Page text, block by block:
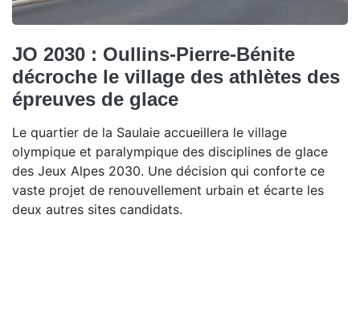
JO 2030 : Oullins-Pierre-Bénite
décroche le village des athlètes des
épreuves de glace
Le quartier de la Saulaie accueillera le village
olympique et paralympique des disciplines de glace
des Jeux Alpes 2030. Une décision qui conforte ce
vaste projet de renouvellement urbain et écarte les
deux autres sites candidats.